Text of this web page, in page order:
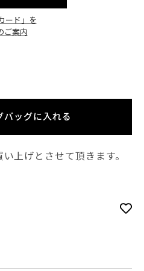
ード」を
ご案内
バッグに入れる
上げとさせて頂きます。